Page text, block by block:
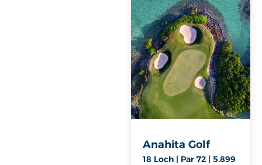
Anahita Golf
18 Loch | Par 72 | 5.899